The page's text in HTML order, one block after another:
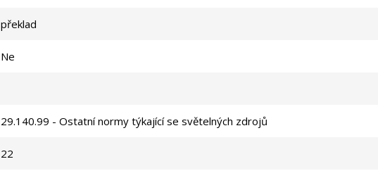
překlad
Ne
29.140.99 - Ostatní normy týkající se světelných zdrojů
22